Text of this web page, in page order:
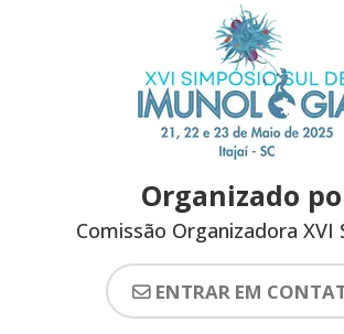
Organizado
Comissão Organizadora XVI
ENTRAR EM